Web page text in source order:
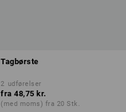
Tagbørste
2 udførelser
fra 48,75 kr.
(med moms) fra 20 Stk.